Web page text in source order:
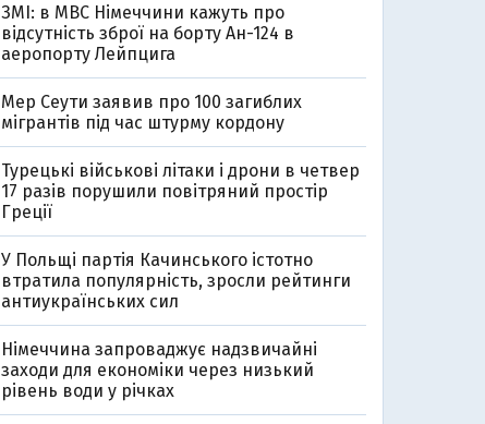
ЗМІ: в МВС Німеччини кажуть про
відсутність зброї на борту Ан-124 в
аеропорту Лейпцига
Мер Сеути заявив про 100 загиблих
мігрантів під час штурму кордону
Турецькі військові літаки і дрони в четвер
17 разів порушили повітряний простір
Греції
У Польщі партія Качинського істотно
втратила популярність, зросли рейтинги
антиукраїнських сил
Німеччина запроваджує надзвичайні
заходи для економіки через низький
рівень води у річках